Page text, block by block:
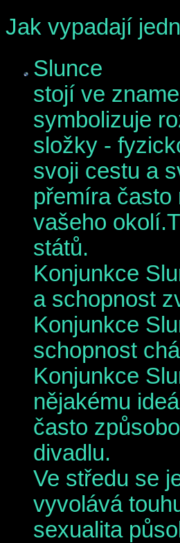
Jak vypadají
Slunce
stojí ve
symbolizuje
složky -
svoji cestu a
přemíra často
vašeho
států.
Konjunkce
a schopnost
Konjunkce
schopnost
Konjunkce
nějakému
často
divadlu.
Ve středu se
vyvolává
sexualita